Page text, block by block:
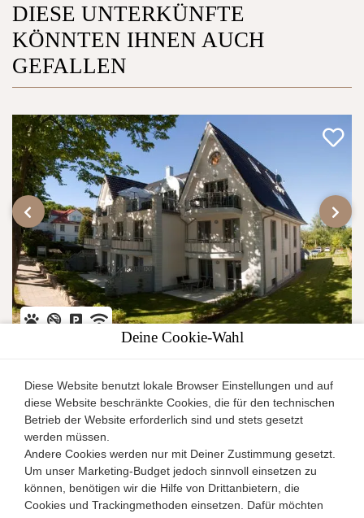
DIESE UNTERKÜNFTE
KÖNNTEN IHNEN AUCH
GEFALLEN
Rerik
Ferienwohnung
2 1
Details
4.7/5 -24Bewertungen
‹ ›
Deine Cookie-Wahl
Diese Website benutzt lokale Browser Einstellungen und auf
diese Website beschränkte Cookies, die für den technischen
Betrieb der Website erforderlich sind und stets gesetzt
werden müssen.
Andere Cookies werden nur mit Deiner Zustimmung gesetzt.
Um unser Marketing-Budget jedoch sinnvoll einsetzen zu
können, benötigen wir die Hilfe von Drittanbietern, die
Cookies und Trackingmethoden einsetzen. Dafür möchten